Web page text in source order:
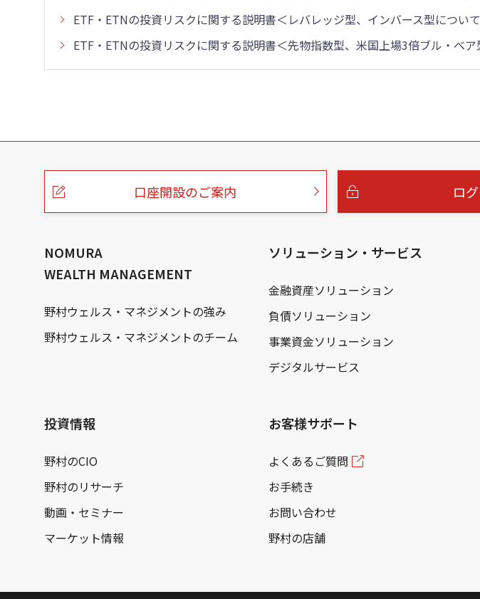
ETF・ETNの投資リスクに関する説明書＜レバレッジ型、インバース型につい
ETF・ETNの投資リスクに関する説明書＜先物指数型、米国上場3倍ブル・ベア
こ
口座開設のご案内 ロ
NOMURA
WEALTH MANAGEMENT
野村ウェルス・マネジメントの強み
野村ウェルス・マネジメントのチーム
ソリューション・サービス
金融資産ソリューション
負債ソリューション
事業資金ソリューション
デジタルサービス
投資情報
野村のCIO
野村のリサーチ
動画・セミナー
マーケット情報
お客様サポート
よくあるご質問
お手続き
お問い合わせ
野村の店舗